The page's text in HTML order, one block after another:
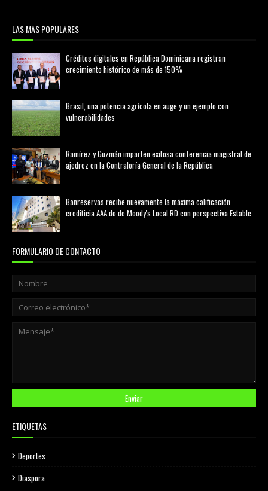
LAS MAS POPULARES
Créditos digitales en República Dominicana registran
crecimiento histórico de más de 150%
Brasil, una potencia agrícola en auge y un ejemplo con
vulnerabilidades
Ramírez y Guzmán imparten exitosa conferencia magistral de
ajedrez en la Contraloría General de la República
Banreservas recibe nuevamente la máxima calificación
crediticia AAA.do de Moody's Local RD con perspectiva Estable
FORMULARIO DE CONTACTO
ETIQUETAS
Deportes
Diaspora